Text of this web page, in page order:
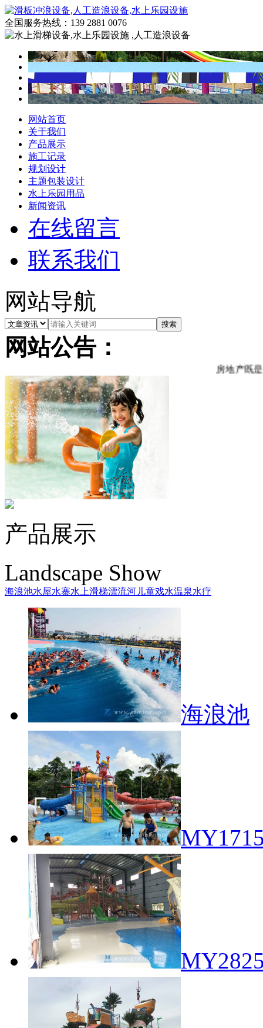
全国服务热线： 139 2881 0076
网站首页
关于我们
产品展示
施工记录
规划设计
主题包装设计
水上乐园用品
新闻资讯
在线留言
联系我们
网站导航
网站公告：
房地产既是
产品展示
Landscape Show
海浪池水屋水寨水上滑梯漂流河 儿童戏水温泉水疗
海浪池